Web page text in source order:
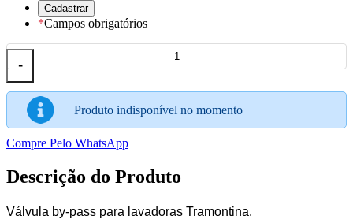
*Campos obrigatórios
-
Produto indisponível no momento
Compre Pelo WhatsApp
Descrição do Produto
Válvula by-pass para lavadoras Tramontina.